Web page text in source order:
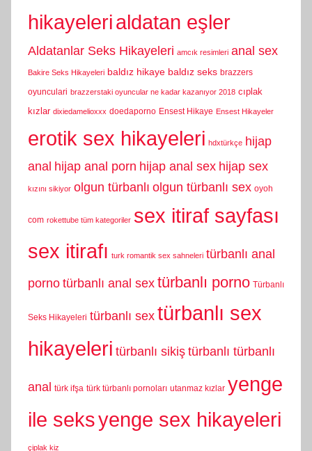
hikayelerialdatan eşler
Aldatanlar Seks Hikayeleri amcık resimleri anal sex
Bakire Seks Hikayeleri baldız hikaye baldız seks brazzers
oyunculari brazzerstaki oyuncular ne kadar kazanıyor 2018 cıplak
kızlar dixiedamelioxxx doedaporno Ensest Hikaye Ensest Hikayeler
erotik sex hikayeleri hdxtürkçe hijap
anal hijap anal porn hijap anal sex hijap sex
kızını sikiyor olgun türbanlı olgun türbanlı sex oyoh
com rokettube tüm kategoriler sex itiraf sayfası
sex itirafı turk romantik sex sahneleri türbanlı anal
porno türbanlı anal sex türbanlı porno Türbanlı
Seks Hikayeleri türbanlı sex türbanlı sex
hikayeleri türbanlı sikiş türbanlı türbanlı
anal türk ifşa türk türbanlı pornoları utanmaz kızlar yenge
ile seksyenge sex hikayeleri
çiplak kiz